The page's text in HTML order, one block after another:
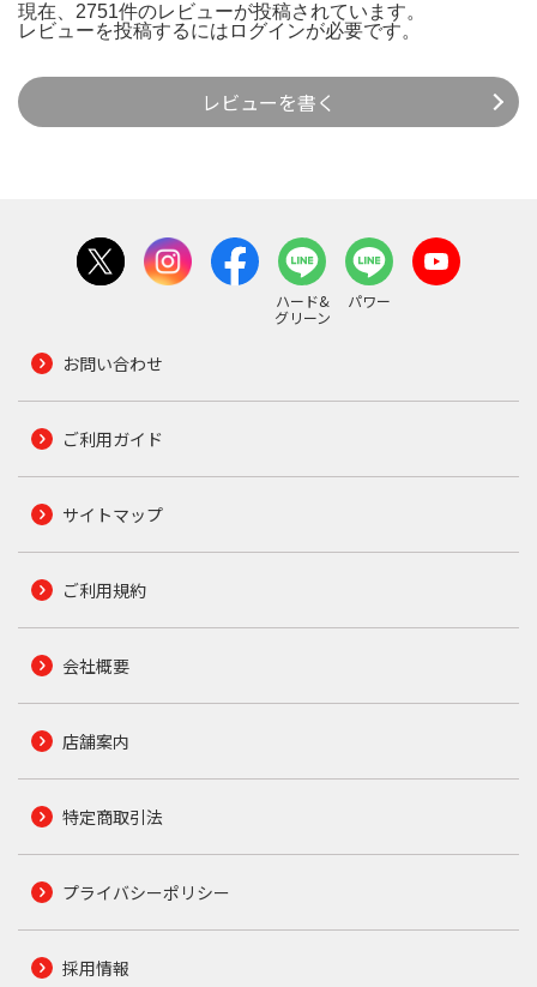
現在、2751件のレビューが投稿されています。
レビューを投稿するには ログインが必要です。
レビューを書く
ハード&
グリーン
パワー
お問い合わせ
ご利用ガイド
サイトマップ
ご利用規約
会社概要
店舗案内
特定商取引法
プライバシーポリシー
採用情報